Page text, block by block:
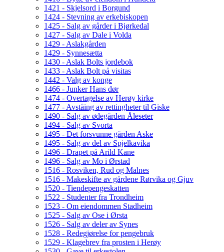
1421 - Skjelsord i Borgund
1424 - Stevning av erkebiskopen
1425 - Salg av gårder i Bjørkedal
1427 - Salg av Dale i Volda
1429 - Aslakgården
1429 - Synnesætta
1430 - Aslak Bolts jordebok
1433 - Aslak Bolt på visitas
1442 - Valg av konge
1466 - Junker Hans dør
1474 - Overtagelse av Herøy kirke
1477 - Avståing av rettingheter til Giske
1490 - Salg av ødegården Åleseter
1494 - Salg av Svorta
1495 - Det forsvunne gården Aske
1495 - Salg av del av Spjelkavika
1496 - Drapet på Arild Kane
1496 - Salg av Mo i Ørstad
1516 - Rosviken, Rud og Malnes
1516 - Makeskifte av gårdene Rørvika og Gjuv
1520 - Tiendepengeskatten
1522 - Studenter fra Trondheim
1523 - Om eiendommen Stadheim
1525 - Salg av Ose i Ørsta
1526 - Salg av deler av Synes
1528 - Redegjørelse for pengebruk
1529 - Klagebrev fra prosten i Herøy